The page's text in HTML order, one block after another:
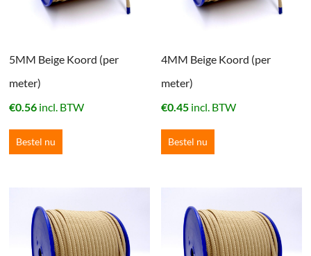
5MM Beige Koord (per
meter)
€0.56 incl. BTW
Bestel nu
4MM Beige Koord (per
meter)
€0.45 incl. BTW
Bestel nu